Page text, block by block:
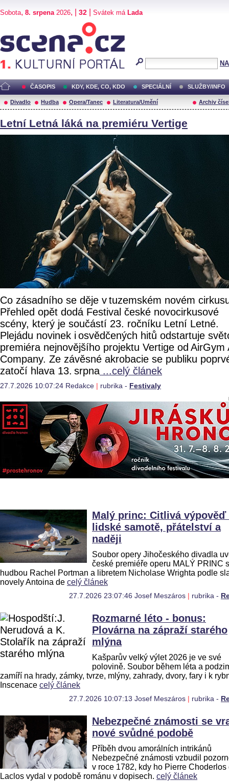
Sobota, 8. srpena2026, | 32 Svátek má Lada
ČASOPIS KDY, KDE, CO, KDO SPECIÁLNÍ SLUŽBY/INFO
Divadlo Hudba Opera/Tanec Literatura/Umění Archiv
Letní Letná láká na premiéru Vertige
Co zásadního se děje v tuzemském novém
Přehled opět dodá Festival české novocirkusové
scény, který je součástí 23. ročníku Letní Letné.
Plejádu novinek i osvědčených hitů odstartuje
premiéra nejnovějšího projektu Vertige od AirGym
Company. Ze závěsné akrobacie se publiku
zatočí hlava 13. srpna ...celý článek
27.7.2026 10:07:24 Redakce rubrika - Festivaly
Malý princ: Citlivá výpověď
lidské samotě, přátelství a
naději
Soubor opery Jihočeského divadla
české premiéře operu MALÝ PRINC s
hudbou Rachel Portman a libretem Nicholase Wrighta podle
novely Antoina de celý článek
27.7.2026 23:07:46 Josef Meszáros rubrika -
Rozmarné léto - bonus:
Plovárna na zápraží starého
mlýna
Kašparův velký výlet 2026 je ve své
polovině. Soubor během léta a
zamíří na hrady, zámky, tvrze, mlýny, zahrady, dvory, fary i k
Inscenace celý článek
27.7.2026 10:07:13 Josef Meszáros rubrika -
Nebezpečné známosti se
nové svůdné podobě
Příběh dvou amorálních intrikánů
Nebezpečné známosti vzbudil
v roce 1782, kdy ho Pierre Choderlos
Laclos vydal v podobě románu v dopisech. celý článek